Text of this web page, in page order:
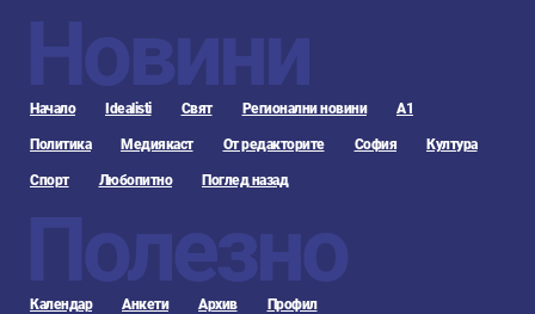
Новини
Начало Idealisti Свят Регионални новини А1
Политика Медиякаст От редакторите София Култура
Спорт Любопитно Поглед назад
Полезно
Календар Анкети Архив Профил